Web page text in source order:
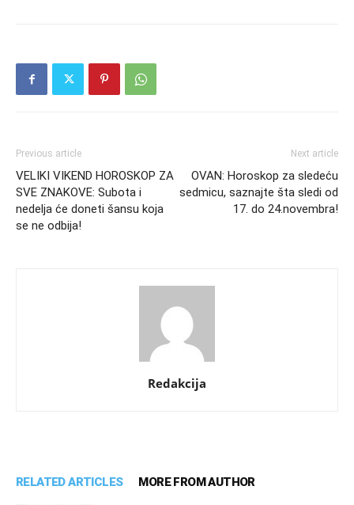
Previous article
VELIKI VIKEND HOROSKOP ZA
SVE ZNAKOVE: Subota i
nedelja će doneti šansu koja
se ne odbija!
Next article
OVAN: Horoskop za sledeću
sedmicu, saznajte šta sledi od
17. do 24.novembra!
Redakcija
RELATED ARTICLES MORE FROM AUTHOR